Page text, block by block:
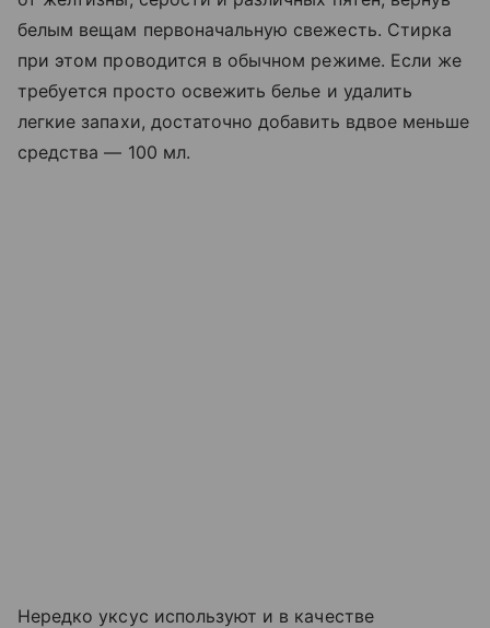
белым вещам первоначальную свежесть. Стирка
при этом проводится в обычном режиме. Если же
требуется просто освежить белье и удалить
легкие запахи, достаточно добавить вдвое меньше
средства — 100 мл.
Нередко уксус используют и в качестве